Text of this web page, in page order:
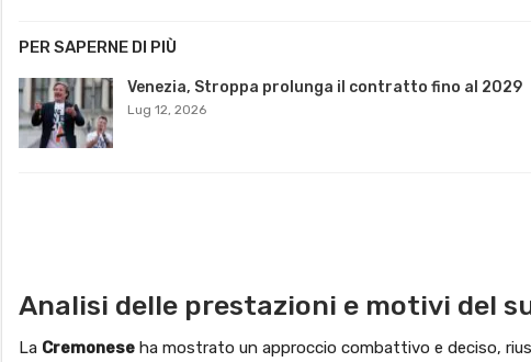
PER SAPERNE DI PIÙ
Venezia, Stroppa prolunga il contratto fino al 2029
Lug 12, 2026
Analisi delle prestazioni e motivi del
La Cremonese ha mostrato un approccio combattivo e deciso,